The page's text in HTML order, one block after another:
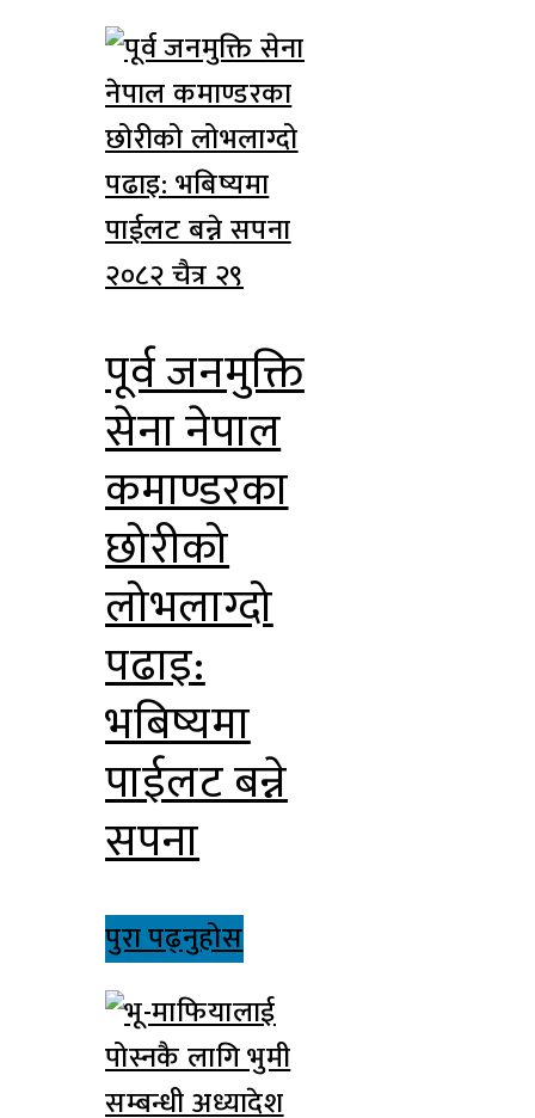
२०८२ चैत्र २९
पूर्व जनमुक्ति
सेना नेपाल
कमाण्डरका
छोरीको
लोभलाग्दो
पढाइ:
भबिष्यमा
पाईलट बन्ने
सपना
पुरा पढ्नुहोस